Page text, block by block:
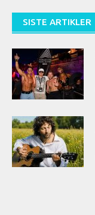
SISTE ARTIKLER